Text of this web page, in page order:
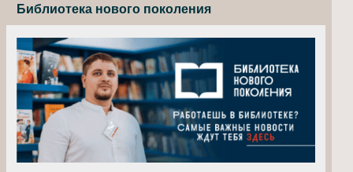
Библиотека нового поколения